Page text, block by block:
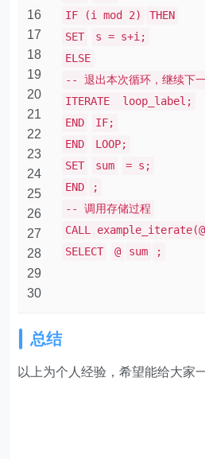
16
17
18
19
20
21
22
23
24
25
26
27
28
29
30
IF (i mod 2)
THEN
SET
s = s+i;
ELSE
-- 退出本次循环，继续下
ITERATE loop_label;
END
IF;
END
LOOP;
SET
sum
= s;
END
;
-- 调用存储过程
CALL example_iterate(@
SELECT
@ sum ;
总结
以上为个人经验，希望能给大家